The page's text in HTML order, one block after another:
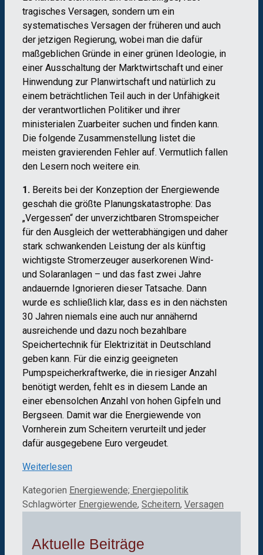
tragisches Versagen, sondern um ein
systematisches Versagen der früheren und auch
der jetzigen Regierung, wobei man die dafür
maßgeblichen Gründe in einer grünen Ideologie, in
einer Ausschaltung der Marktwirtschaft und einer
Hinwendung zur Planwirtschaft und natürlich zu
einem beträchtlichen Teil auch in der Unfähigkeit
der verantwortlichen Politiker und ihrer
ministerialen Zuarbeiter suchen und finden kann.
Die folgende Zusammenstellung listet die
meisten gravierenden Fehler auf. Vermutlich fallen
den Lesern noch weitere ein.
1. Bereits bei der Konzeption der Energiewende
geschah die größte Planungskatastrophe: Das
„Vergessen“ der unverzichtbaren Stromspeicher
für den Ausgleich der wetterabhängigen und daher
stark schwankenden Leistung der als künftig
wichtigste Stromerzeuger auserkorenen Wind-
und Solaranlagen – und das fast zwei Jahre
andauernde Ignorieren dieser Tatsache. Dann
wurde es schließlich klar, dass es in den nächsten
30 Jahren niemals eine auch nur annähernd
ausreichende und dazu noch bezahlbare
Speichertechnik für Elektrizität in Deutschland
geben kann. Für die einzig geeigneten
Pumpspeicherkraftwerke, die in riesiger Anzahl
benötigt werden, fehlt es in diesem Lande an
einer ebensolchen Anzahl von hohen Gipfeln und
Bergseen. Damit war die Energiewende von
Vornherein zum Scheitern verurteilt und jeder
dafür ausgegebene Euro vergeudet.
Weiterlesen
Kategorien Energiewende; Energiepolitik
Schlagwörter Energiewende, Scheitern, Versagen
Aktuelle Beiträge